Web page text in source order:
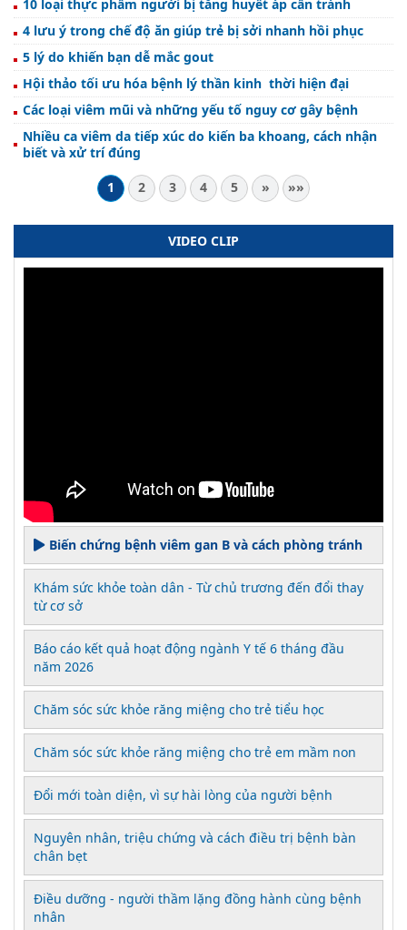
10 loại thực phẩm người bị tăng huyết áp cần tránh
4 lưu ý trong chế độ ăn giúp trẻ bị sởi nhanh hồi phục
5 lý do khiến bạn dễ mắc gout
Hội thảo tối ưu hóa bệnh lý thần kinh thời hiện đại
Các loại viêm mũi và những yếu tố nguy cơ gây bệnh
Nhiều ca viêm da tiếp xúc do kiến ba khoang, cách nhận
biết và xử trí đúng
1
2 3 4 5 » »»
VIDEO CLIP
Biến chứng bệnh viêm gan B và cách phòng tránh
Khám sức khỏe toàn dân - Từ chủ trương đến đổi thay
từ cơ sở
Báo cáo kết quả hoạt động ngành Y tế 6 tháng đầu
năm 2026
Chăm sóc sức khỏe răng miệng cho trẻ tiểu học
Chăm sóc sức khỏe răng miệng cho trẻ em mầm non
Đổi mới toàn diện, vì sự hài lòng của người bệnh
Nguyên nhân, triệu chứng và cách điều trị bệnh bàn
chân bẹt
Điều dưỡng - người thầm lặng đồng hành cùng bệnh
nhân